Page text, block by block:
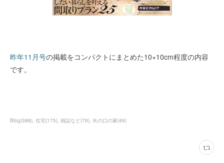
昨年11月号の掲載をコンパクトにまとめた10×10cm程度の内容
です。
Blog(388) 住宅(175) 雑誌など(79) 矢の口の家(49)